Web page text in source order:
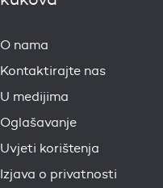
O nama
Kontaktirajte nas
U medijima
Oglašavanje
Uvjeti korištenja
Izjava o privatnosti